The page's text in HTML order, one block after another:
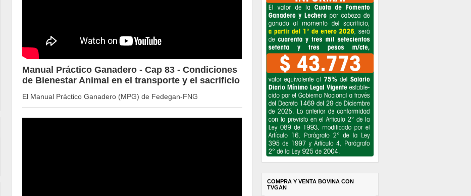
Manual Práctico Ganadero - Cap 83 - Condiciones
de Bienestar Animal en el transporte y el sacrificio
El Manual Práctico Ganadero (MPG) de Fedegan-FNG
COMPRA Y VENTA BOVINA CON
TVGAN